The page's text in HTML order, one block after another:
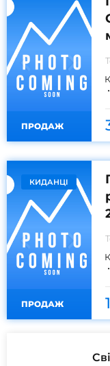
ПРОДАЖ
КИДАНЦІ
ПРОДАЖ